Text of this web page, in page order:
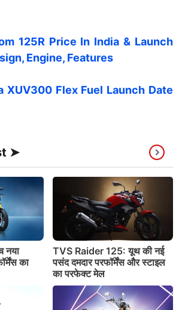
125R Price In India & Launch
Engine, Features
XUV300 Flex Fuel Launch Date
➤
नया
का
TVS Raider 125: यूथ की नई
पसंद दमदार परफॉर्मेंस और स्टाइल
का परफेक्ट मेल